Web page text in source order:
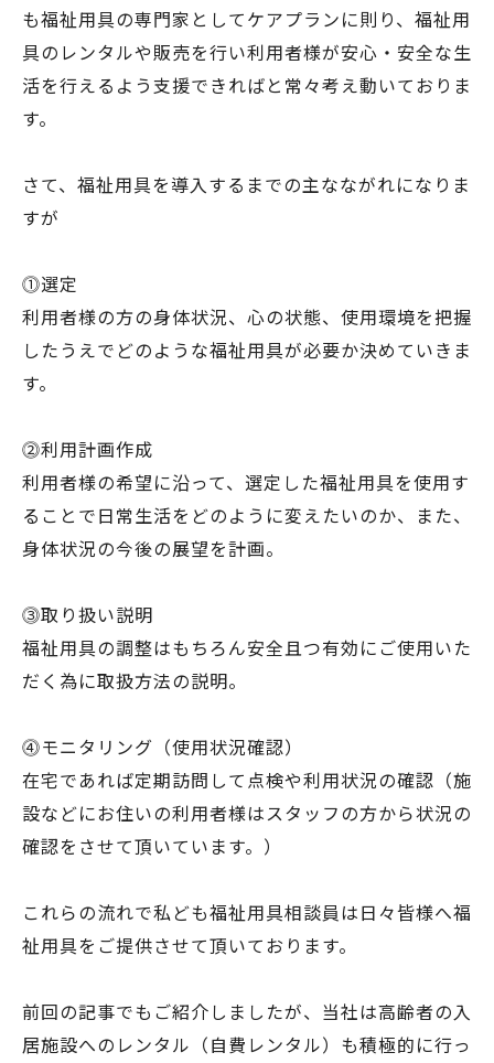
も福祉用具の専門家としてケアプランに則り、福祉用
具のレンタルや販売を行い利用者様が安心・安全な生
活を行えるよう支援できればと常々考え動いておりま
す。
さて、福祉用具を導入するまでの主なながれになりま
すが
⓵選定
利用者様の方の身体状況、心の状態、使用環境を把握
したうえでどのような福祉用具が必要か決めていきま
す。
⓶利用計画作成
利用者様の希望に沿って、選定した福祉用具を使用す
ることで日常生活をどのように変えたいのか、また、
身体状況の今後の展望を計画。
⓷取り扱い説明
福祉用具の調整はもちろん安全且つ有効にご使用いた
だく為に取扱方法の説明。
⓸モニタリング（使用状況確認）
在宅であれば定期訪問して点検や利用状況の確認（施
設などにお住いの利用者様はスタッフの方から状況の
確認をさせて頂いています。）
これらの流れで私ども福祉用具相談員は日々皆様へ福
祉用具をご提供させて頂いております。
前回の記事でもご紹介しましたが、当社は高齢者の入
居施設へのレンタル（自費レンタル）も積極的に行っ